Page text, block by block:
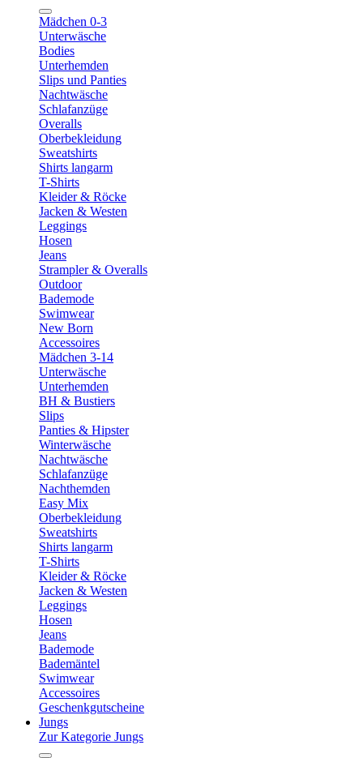
Mädchen 0-3
Unterwäsche
Bodies
Unterhemden
Slips und Panties
Nachtwäsche
Schlafanzüge
Overalls
Oberbekleidung
Sweatshirts
Shirts langarm
T-Shirts
Kleider & Röcke
Jacken & Westen
Leggings
Hosen
Jeans
Strampler & Overalls
Outdoor
Bademode
Swimwear
New Born
Accessoires
Mädchen 3-14
Unterwäsche
Unterhemden
BH & Bustiers
Slips
Panties & Hipster
Winterwäsche
Nachtwäsche
Schlafanzüge
Nachthemden
Easy Mix
Oberbekleidung
Sweatshirts
Shirts langarm
T-Shirts
Kleider & Röcke
Jacken & Westen
Leggings
Hosen
Jeans
Bademode
Bademäntel
Swimwear
Accessoires
Geschenkgutscheine
Jungs
Zur Kategorie Jungs